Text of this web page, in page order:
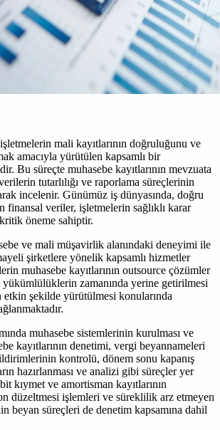
mali kayıtlarının doğruluğunu ve
amacıyla yürütülen kapsamlı bir
Bu süreçte muhasebe kayıtlarının mevzuata
tutarlılığı ve raporlama süreçlerinin
incelenir. Günümüz iş dünyasında, doğru
finansal veriler, işletmelerin sağlıklı karar
öneme sahiptir.
ve mali müşavirlik alanındaki deneyimi ile
şirketlere yönelik kapsamlı hizmetler
muhasebe kayıtlarının outsource çözümler
zamanında yerine getirilmesi
şekilde yürütülmesi konularında
muhasebe sistemlerinin kurulması ve
kayıtlarının denetimi, vergi beyannameleri
kontrolü, dönem sonu kapanış
hazırlanması ve analizi gibi süreçler yer
kıymet ve amortisman kayıtlarının
düzeltmesi işlemleri ve süreklilik arz etmeyen
beyan süreçleri de denetim kapsamına dahil